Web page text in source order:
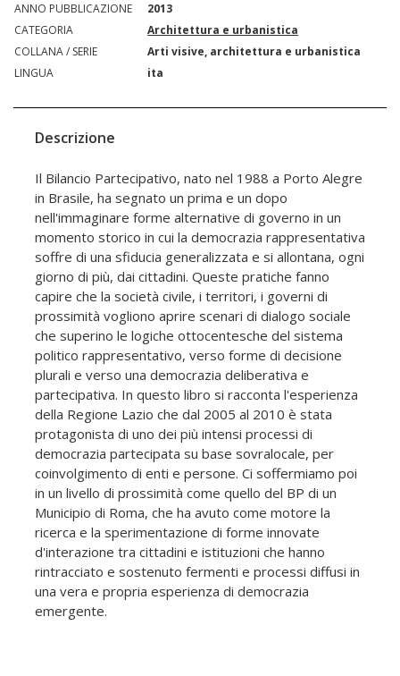
ANNO PUBBLICAZIONE
2013
CATEGORIA
Architettura e urbanistica
COLLANA / SERIE
Arti visive, architettura e urbanistica
LINGUA
ita
Descrizione
Il Bilancio Partecipativo, nato nel 1988 a Porto Alegre
in Brasile, ha segnato un prima e un dopo
nell'immaginare forme alternative di governo in un
momento storico in cui la democrazia rappresentativa
soffre di una sfiducia generalizzata e si allontana, ogni
giorno di più, dai cittadini. Queste pratiche fanno
capire che la società civile, i territori, i governi di
prossimità vogliono aprire scenari di dialogo sociale
che superino le logiche ottocentesche del sistema
politico rappresentativo, verso forme di decisione
plurali e verso una democrazia deliberativa e
partecipativa. In questo libro si racconta l'esperienza
della Regione Lazio che dal 2005 al 2010 è stata
protagonista di uno dei più intensi processi di
democrazia partecipata su base sovralocale, per
coinvolgimento di enti e persone. Ci soffermiamo poi
in un livello di prossimità come quello del BP di un
Municipio di Roma, che ha avuto come motore la
ricerca e la sperimentazione di forme innovate
d'interazione tra cittadini e istituzioni che hanno
rintracciato e sostenuto fermenti e processi diffusi in
una vera e propria esperienza di democrazia
emergente.